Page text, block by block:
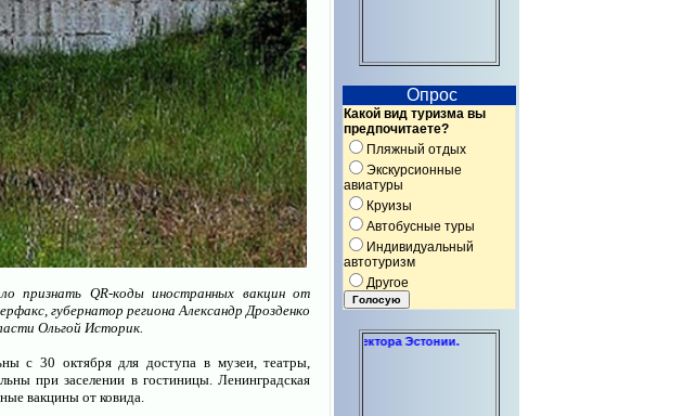
признать QR-коды иностранных вакцин от
губернатор региона Александр Дрозденко
Ольгой Историк.
с 30 октября для доступа в музеи, театры,
при заселении в гостиницы. Ленинградская
вакцины от ковида.
Опрос
Какой вид туризма вы
предпочитаете?
Пляжный отдых
Экскурсионные
авиатуры
Круизы
Автобусные туры
Индивидуальный
автотуризм
Другое
администрирование сайтов для некоммерческого сектора Эстонии.